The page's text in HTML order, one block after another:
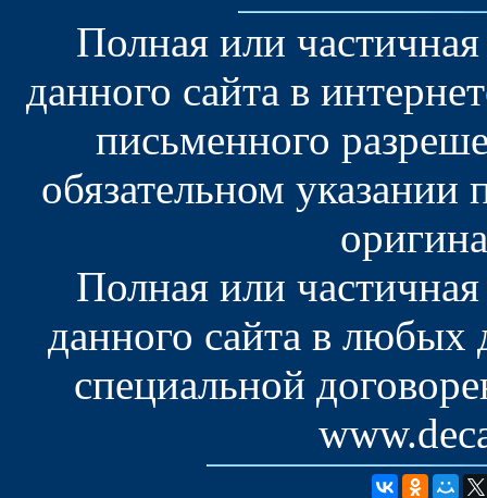
Полная или
данного сайта в
письменного
обязательном
Полная или
данного сайта в
специальной